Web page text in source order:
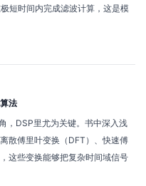
短时间内完成滤波计算，这是模
法
，DSP里尤为关键。书中深入浅
散傅里叶变换（DFT）、快速傅
这些变换能够把复杂时间域信号